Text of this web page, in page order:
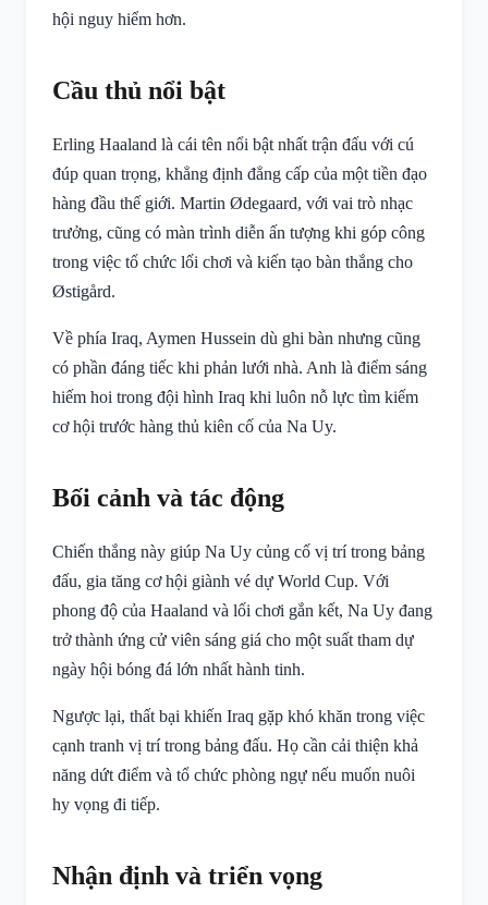
hội nguy hiểm hơn.
Cầu thủ nổi bật
Erling Haaland là cái tên nổi bật nhất trận đấu với cú
đúp quan trọng, khẳng định đẳng cấp của một tiền đạo
hàng đầu thế giới. Martin Ødegaard, với vai trò nhạc
trưởng, cũng có màn trình diễn ấn tượng khi góp công
trong việc tổ chức lối chơi và kiến tạo bàn thắng cho
Østigård.
Về phía Iraq, Aymen Hussein dù ghi bàn nhưng cũng
có phần đáng tiếc khi phản lưới nhà. Anh là điểm sáng
hiếm hoi trong đội hình Iraq khi luôn nỗ lực tìm kiếm
cơ hội trước hàng thủ kiên cố của Na Uy.
Bối cảnh và tác động
Chiến thắng này giúp Na Uy củng cố vị trí trong bảng
đấu, gia tăng cơ hội giành vé dự World Cup. Với
phong độ của Haaland và lối chơi gắn kết, Na Uy đang
trở thành ứng cử viên sáng giá cho một suất tham dự
ngày hội bóng đá lớn nhất hành tinh.
Ngược lại, thất bại khiến Iraq gặp khó khăn trong việc
cạnh tranh vị trí trong bảng đấu. Họ cần cải thiện khả
năng dứt điểm và tổ chức phòng ngự nếu muốn nuôi
hy vọng đi tiếp.
Nhận định và triển vọng